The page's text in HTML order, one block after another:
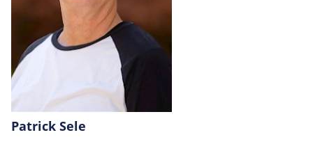
Patrick Sele